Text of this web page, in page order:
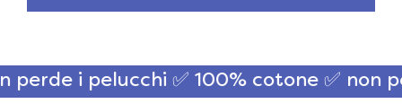
i pelucchi ✅ 100% cotone ✅ non